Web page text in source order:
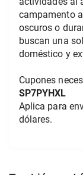
campamento
oscuros o
buscan una
doméstico y
Cupones
SP7PYHXL
Aplica para
dólares.